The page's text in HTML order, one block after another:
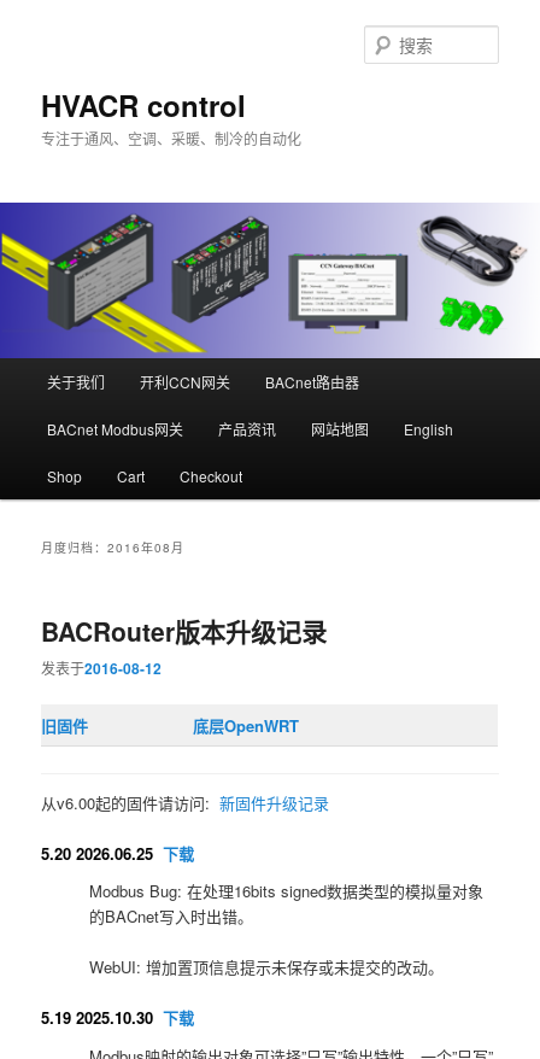
HVACR control
专注于通风、空调、采暖、制冷的自动化
索
关于我们 开利CCN网关 BACnet路由器
BACnet Modbus网关 产品资讯 网站地图 English
Shop Cart Checkout
月度归档：2016年08月
BACRouter版本升级记录
发表于2016-08-12
旧固件 底层OpenWRT
从v6.00起的固件请访问:新固件升级记录
5.20 2026.06.25下载
Modbus Bug: 在处理16bits signed数据类型的模拟量对象
的BACnet写入时出错。
WebUI: 增加置顶信息提示未保存或未提交的改动。
5.19 2025.10.30下载